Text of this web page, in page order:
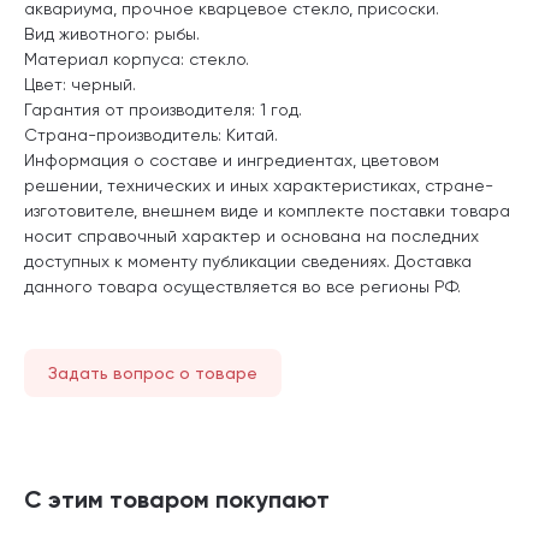
аквариума, прочное кварцевое стекло, присоски.
Вид животного: рыбы.
Материал корпуса: стекло.
Цвет: черный.
Гарантия от производителя: 1 год.
Страна-производитель: Китай.
Информация о составе и ингредиентах, цветовом
решении, технических и иных характеристиках, стране-
изготовителе, внешнем виде и комплекте поставки товара
носит справочный характер и основана на последних
доступных к моменту публикации сведениях. Доставка
данного товара осуществляется во все регионы РФ.
Задать вопрос о товаре
С этим товаром покупают